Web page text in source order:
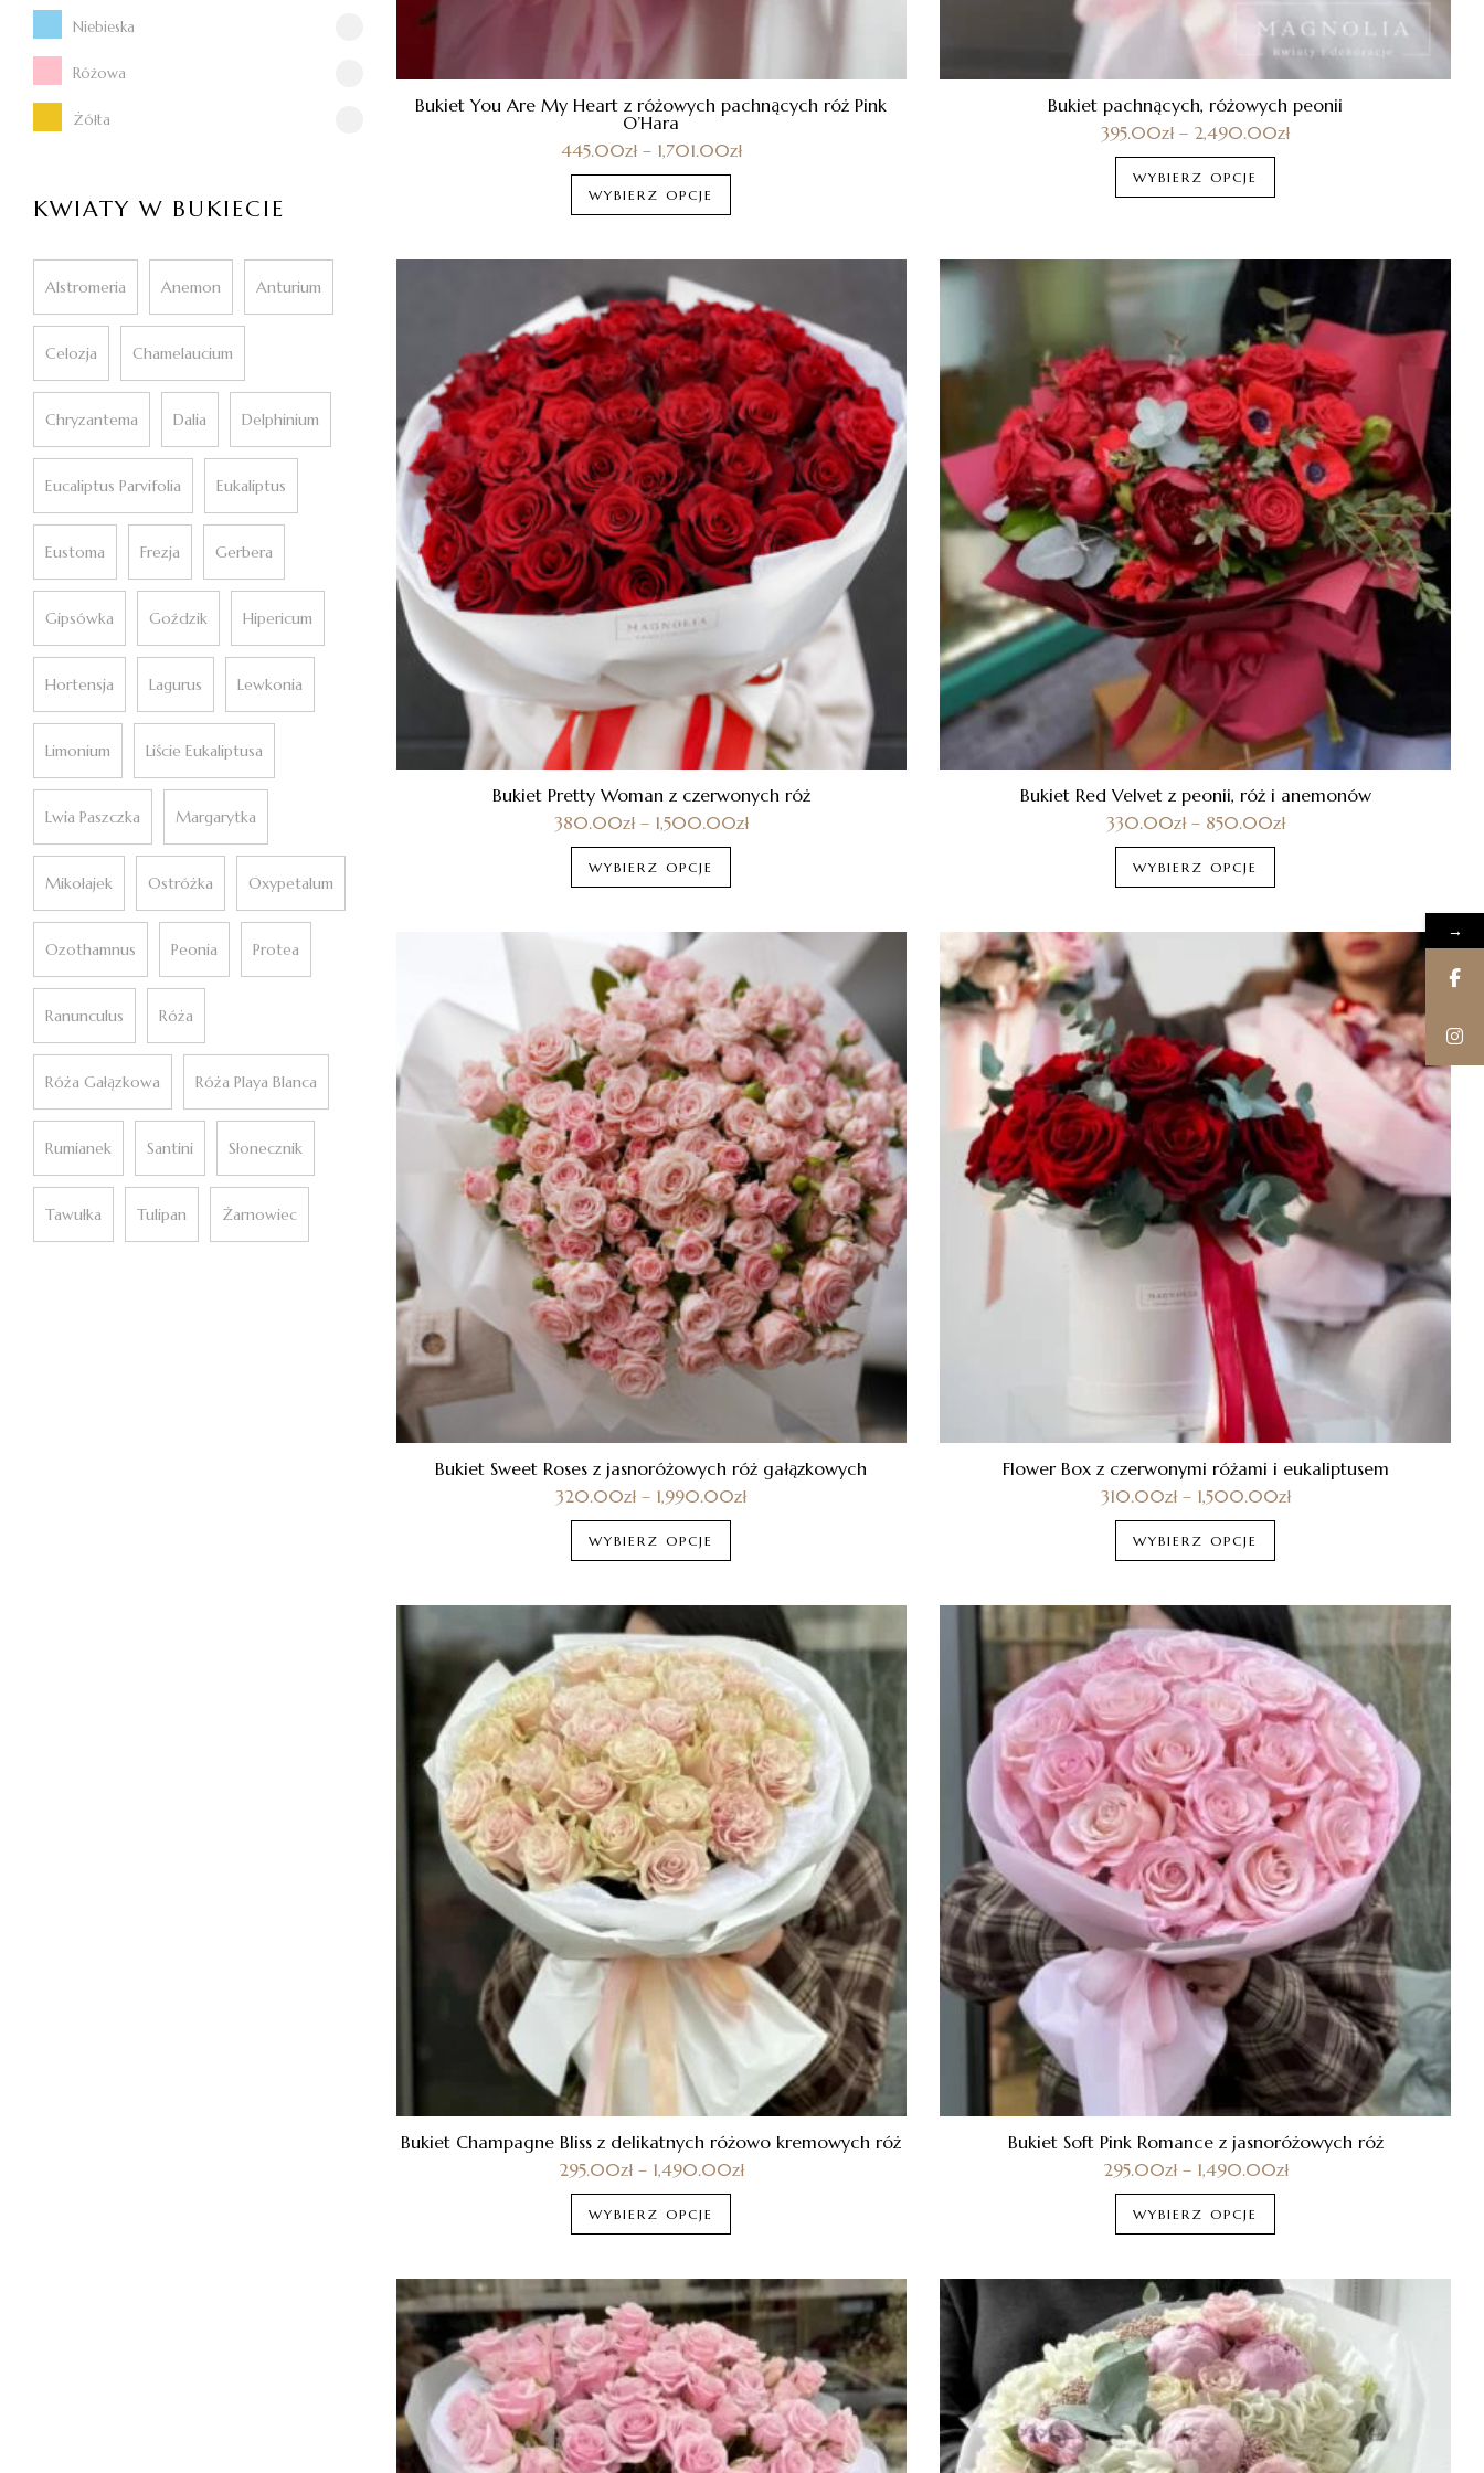
Niebieska
Różowa
Żółta
KWIATY W BUKIECIE
Alstromeria Anemon Anturium
Celozja Chamelaucium
Chryzantema Dalia Delphinium
Eucaliptus Parvifolia Eukaliptus
Eustoma Frezja Gerbera
Gipsówka Goździk Hipericum
Hortensja Lagurus Lewkonia
Limonium Liście Eukaliptusa
Lwia Paszczka Margarytka
Mikołajek Ostróżka Oxypetalum
Ozothamnus Peonia Protea
Ranunculus Róża
Róża Gałązkowa Róża Playa Blanca
Rumianek Santini Słonecznik
Tawułka Tulipan Żarnowiec
Bukiet You Are My Heart z różowych pachnących róż Pink
O’Hara
445.00zł– 1,701.00zł
WYBIERZ OPCJE
Bukiet pachnących, różowych peonii
395.00zł – 2,490.00zł
WYBIERZ OPCJE
Bukiet Pretty Woman z czerwonych róż
380.00zł– 1,500.00zł
WYBIERZ OPCJE
Bukiet Red Velvet z peonii, róż i anemonów
330.00zł– 850.00zł
WYBIERZ OPCJE
Bukiet Sweet Roses z jasnoróżowych róż gałązkowych
320.00zł – 1,990.00zł
WYBIERZ OPCJE
Flower Box z czerwonymi różami i eukaliptusem
310.00zł– 1,500.00zł
WYBIERZ OPCJE
Bukiet Champagne Bliss z delikatnych różowo kremowych róż
295.00zł– 1,490.00zł
WYBIERZ OPCJE
Bukiet Soft Pink Romance z jasnoróżowych róż
295.00zł– 1,490.00zł
WYBIERZ OPCJE
→